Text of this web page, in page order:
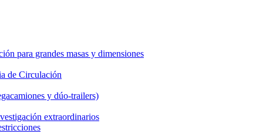
para grandes masas y dimensiones
de Circulación
y dúo-trailers)
extraordinarios